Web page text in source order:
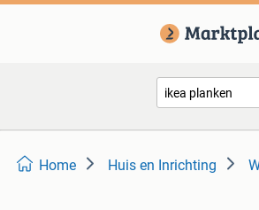
Home Huis en Inrichting